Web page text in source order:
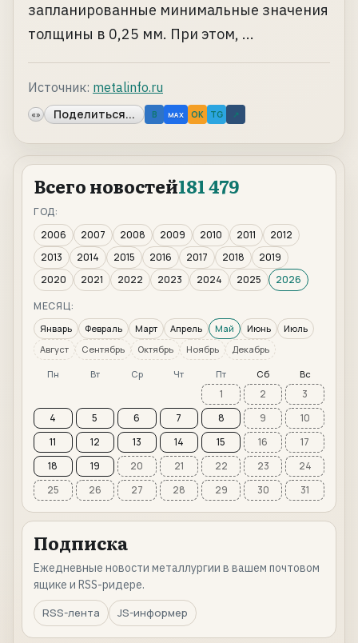
запланированные минимальные значения
толщины в 0,25 мм. При этом, ...
Источник: metalinfo.ru
«» Поделиться... B MAX OK TG ↗
Всего новостей181 479
ГОД:
2006
2007 2008 2009 2010 2011
2012
2013
2014 2015 2016 2017 2018
2019
2020
2021 2022 2023 2024 2025
2026
МЕСЯЦ:
Январь Февраль Март Апрель Май Июнь
Июль
Август
Сентябрь Октябрь Ноябрь Декабрь
Пн Вт Ср Чт Пт Сб Вс
1 2
3
4
5 6 7 8 9
10
11
12 13 14 15 16
17
18
19 20 21 22 23
24
25
26 27 28 29 30 31
Подписка
Ежедневные новости металлургии в вашем почтовом
ящике и RSS-ридере.
RSS-лента
JS-информер